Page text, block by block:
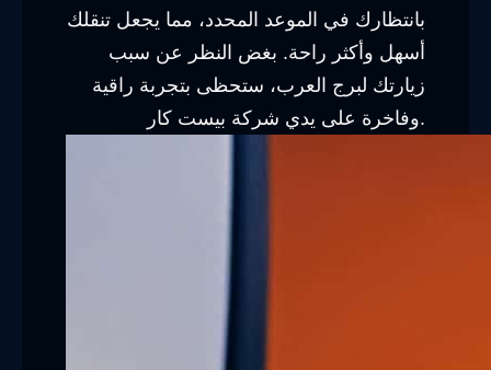
بانتظارك في الموعد المحدد، مما يجعل تنقلك
أسهل وأكثر راحة. بغض النظر عن سبب
زيارتك لبرج العرب، ستحظى بتجربة راقية
وفاخرة على يدي شركة بيست كار.